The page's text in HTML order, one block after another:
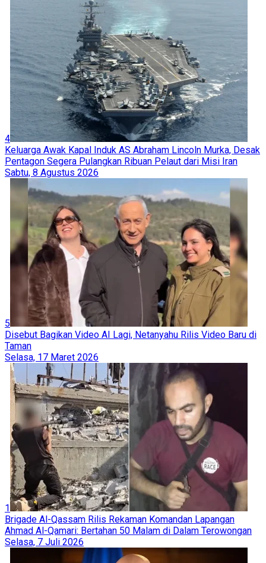
4
Keluarga Awak Kapal Induk AS Abraham Lincoln Murka, Desak
Pentagon Segera Pulangkan Ribuan Pelaut dari Misi Iran
Sabtu, 8 Agustus 2026
5
Disebut Bagikan Video AI Lagi, Netanyahu Rilis Video Baru di
Taman
Selasa, 17 Maret 2026
1
Brigade Al-Qassam Rilis Rekaman Komandan Lapangan
Ahmad Al-Qamari: Bertahan 50 Malam di Dalam Terowongan
Selasa, 7 Juli 2026